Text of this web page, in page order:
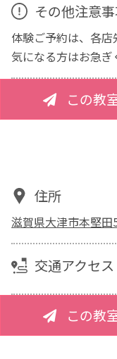
その他注意
体験ご予約は、各店
気になる方はお急ぎ
この教
住所
滋賀県大津市本堅
交通アクセス
この教